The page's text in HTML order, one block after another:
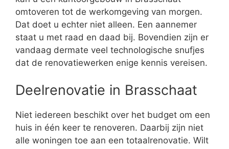
omtoveren tot de werkomgeving van morgen.
Dat doet u echter niet alleen. Een aannemer
staat u met raad en daad bij. Bovendien zijn er
vandaag dermate veel technologische snufjes
dat de renovatiewerken enige kennis vereisen.
Deelrenovatie in Brasschaat
Niet iedereen beschikt over het budget om een
huis in één keer te renoveren. Daarbij zijn niet
alle woningen toe aan een totaalrenovatie. Wilt